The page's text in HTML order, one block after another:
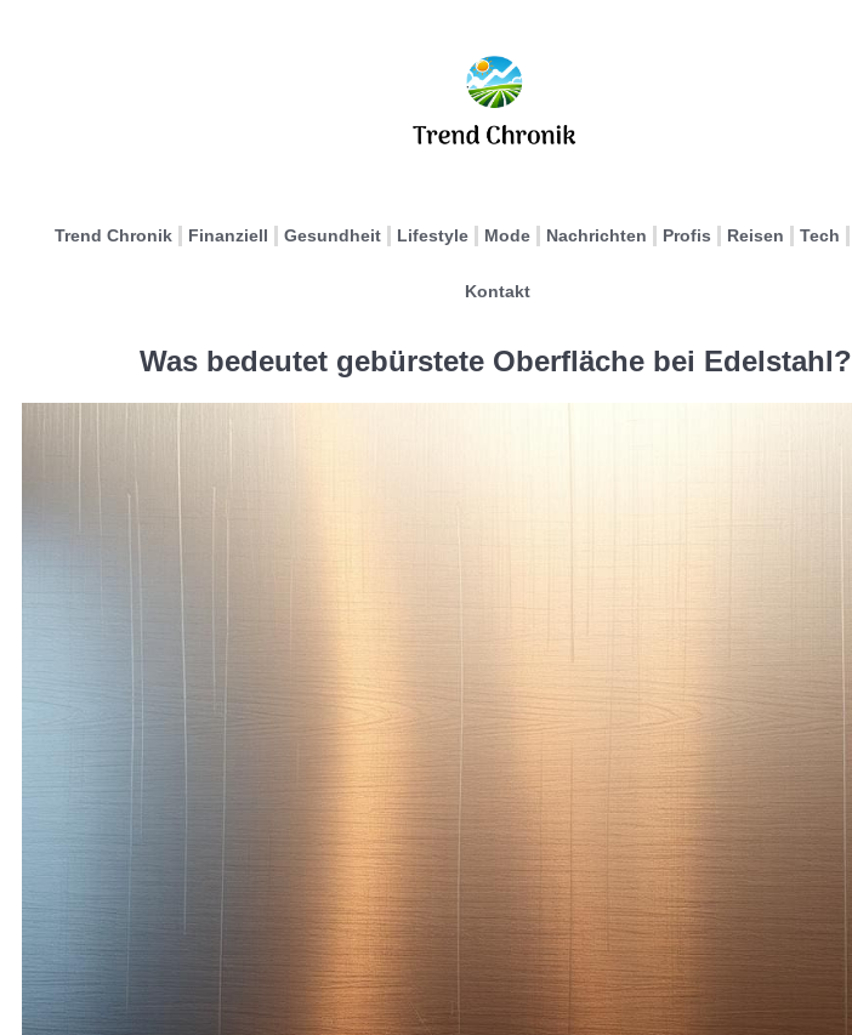
Trend Chronik Finanziell Gesundheit Lifestyle Mode Nachrichten Profis Reisen Tech
Kontakt
Was bedeutet gebürstete Oberfläche bei Edelstahl?